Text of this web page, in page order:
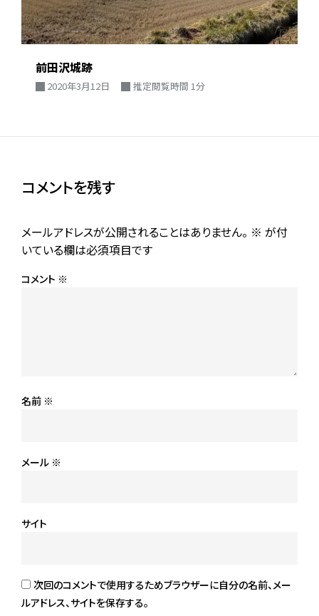
前田沢城跡
2020年3月12日 推定閲覧時間 1分
コメントを残す
メールアドレスが公開されることはありません。 ※ が付
いている欄は必須項目です
コメント ※
名前 ※
メール ※
サイト
次回のコメントで使用するためブラウザーに自分の名前、メー
ルアドレス、サイトを保存する。